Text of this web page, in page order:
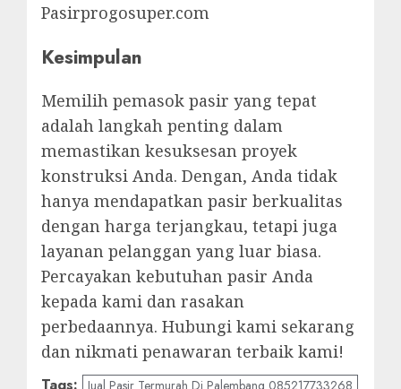
Pasirprogosuper.com
Kesimpulan
Memilih pemasok pasir yang tepat
adalah langkah penting dalam
memastikan kesuksesan proyek
konstruksi Anda. Dengan, Anda tidak
hanya mendapatkan pasir berkualitas
dengan harga terjangkau, tetapi juga
layanan pelanggan yang luar biasa.
Percayakan kebutuhan pasir Anda
kepada kami dan rasakan
perbedaannya. Hubungi kami sekarang
dan nikmati penawaran terbaik kami!
Tags: Jual Pasir Termurah Di Palembang 085217733268